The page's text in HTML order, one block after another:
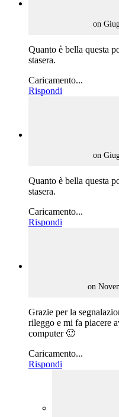
on
Quanto è bella questa
stasera.
Caricamento...
Rispondi
on
Quanto è bella questa
stasera.
Caricamento...
Rispondi
on
Grazie per la
rileggo e mi fa piacere
computer 🙂
Caricamento...
Rispondi